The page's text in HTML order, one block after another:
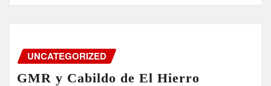
UNCATEGORIZED
GMR y Cabildo de El Hierro